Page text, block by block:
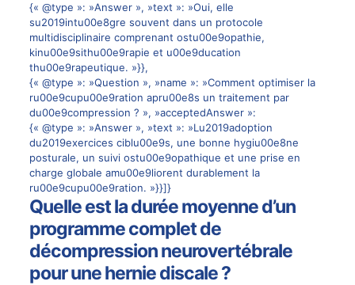
{« @type »: »Answer », »text »: »Oui, elle
su2019intu00e8gre souvent dans un protocole
multidisciplinaire comprenant ostu00e9opathie,
kinu00e9sithu00e9rapie et u00e9ducation
thu00e9rapeutique. »}},
{« @type »: »Question », »name »: »Comment optimiser la
ru00e9cupu00e9ration apru00e8s un traitement par
du00e9compression ? », »acceptedAnswer »:
{« @type »: »Answer », »text »: »Lu2019adoption
du2019exercices ciblu00e9s, une bonne hygiu00e8ne
posturale, un suivi ostu00e9opathique et une prise en
charge globale amu00e9liorent durablement la
ru00e9cupu00e9ration. »}}]}
Quelle est la durée moyenne d’un
programme complet de
décompression neurovertébrale
pour une hernie discale ?